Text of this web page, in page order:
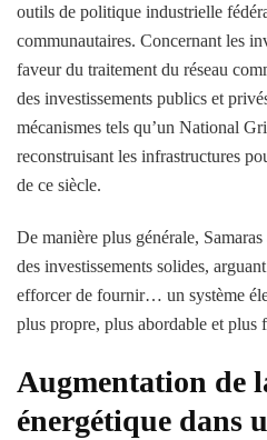
outils de politique industrielle
communautaires. Concernant les
faveur du traitement du réseau
des investissements publics et
mécanismes tels qu’un National
reconstruisant les infrastructures
de ce siècle.
De manière plus générale,
des investissements solides,
efforcer de fournir… un système
plus propre, plus abordable et plus
Augmentation de
énergétique dans